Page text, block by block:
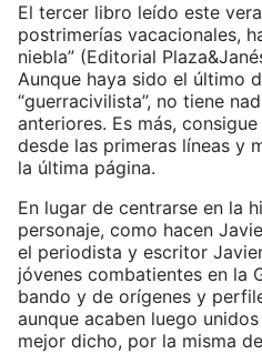
El tercer libro leído este
postrimerías vacacionales,
niebla” (Editorial
Aunque haya sido el último
“guerracivilista”, no tiene
anteriores. Es más,
desde las primeras líneas y
la última página.
En lugar de centrarse en la
personaje, como hacen
el periodista y escritor
jóvenes combatientes en la
bando y de orígenes y
aunque acaben luego
mejor dicho, por la misma